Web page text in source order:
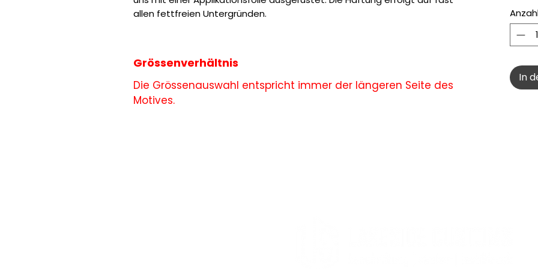
allen fettfreien Untergründen.
Grössenverhältnis
Die Grössenauswahl entspricht immer der längeren Seite des
Motives.
In